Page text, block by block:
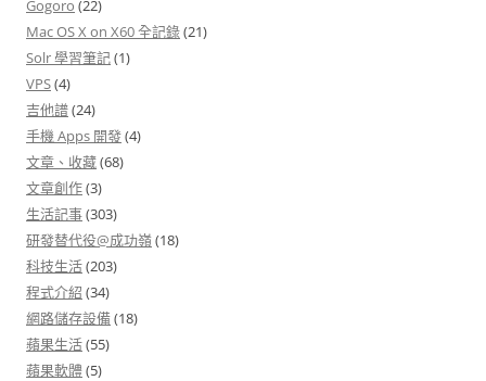
Gogoro (22)
Mac OS X on X60 全記錄(21)
Solr 學習筆記(1)
VPS(4)
吉他譜(24)
手機 Apps 開發(4)
文章、收藏(68)
文章創作(3)
生活記事(303)
研發替代役@成功嶺(18)
科技生活(203)
程式介紹 (34)
網路儲存設備(18)
蘋果生活(55)
蘋果軟體(5)